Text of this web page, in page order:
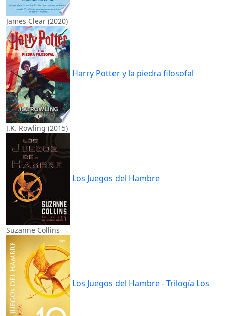
James Clear (2020)
Harry Potter y la piedra filosofal
J.K. Rowling (2015)
Los Juegos del Hambre
Suzanne Collins
Los Juegos del Hambre - Trilogía Los